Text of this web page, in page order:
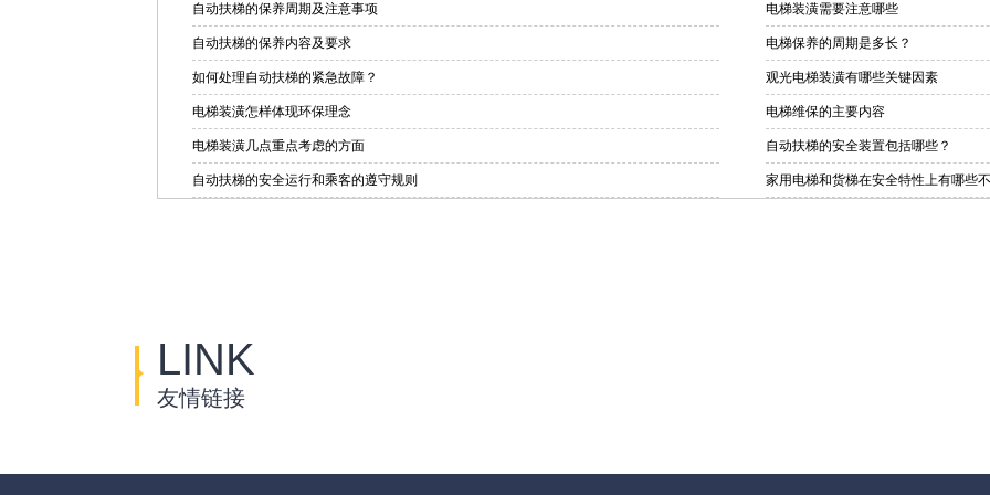
自动扶梯的保养周期及注意事项 电梯装潢需要注意哪些
自动扶梯的保养内容及要求 电梯保养的周期是多长？
如何处理自动扶梯的紧急故障？ 观光电梯装潢有哪些关键因素
电梯装潢怎样体现环保理念 电梯维保的主要内容
电梯装潢几点重点考虑的方面 自动扶梯的安全装置包括哪些？
自动扶梯的安全运行和乘客的遵守规则 家用电梯和货梯在安全特性上有哪些
LINK
友情链接